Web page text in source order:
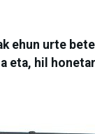
ehun urte
eta, hil